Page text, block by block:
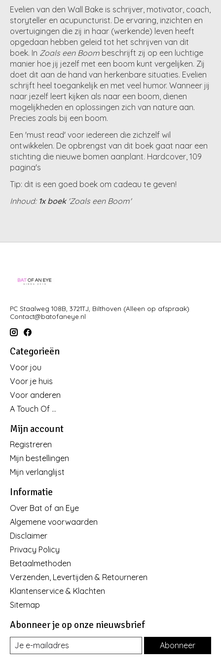
Evelien van den Wall Bake is schrijver, motivator, coach,
storyteller en acupuncturist. De ervaring, inzichten en
overtuigingen die zij in haar (werkende) leven heeft
opgedaan hebben geleid tot het schrijven van dit
boek. In Zoals een Boom beschrijft zij op een luchtige
manier hoe jij jezelf met een boom kunt vergelijken. Zij
doet dit aan de hand van herkenbare situaties. Evelien
schrijft heel toegankelijk en met veel humor. Wanneer jij
naar jezelf leert kijken als naar een boom, dienen
mogelijkheden en oplossingen zich van nature aan.
Precies zoals bij een boom.
Een 'must read' voor iedereen die zichzelf wil
ontwikkelen. De opbrengst van dit boek gaat naar een
stichting die nieuwe bomen aanplant. Hardcover, 109
pagina's
Tip: dit is een goed boek om cadeau te geven!
Inhoud: 1x boek'Zoals een Boom'
PC Staalweg 108B, 3721TJ, Bilthoven (Alleen op afspraak)
Contact@batofaneye.nl
Categorieën
Voor jou
Voor je huis
Voor anderen
A Touch Of ...
Mijn account
Registreren
Mijn bestellingen
Mijn verlanglijst
Informatie
Over Bat of an Eye
Algemene voorwaarden
Disclaimer
Privacy Policy
Betaalmethoden
Verzenden, Levertijden & Retourneren
Klantenservice & Klachten
Sitemap
Abonneer je op onze nieuwsbrief
Abonneer